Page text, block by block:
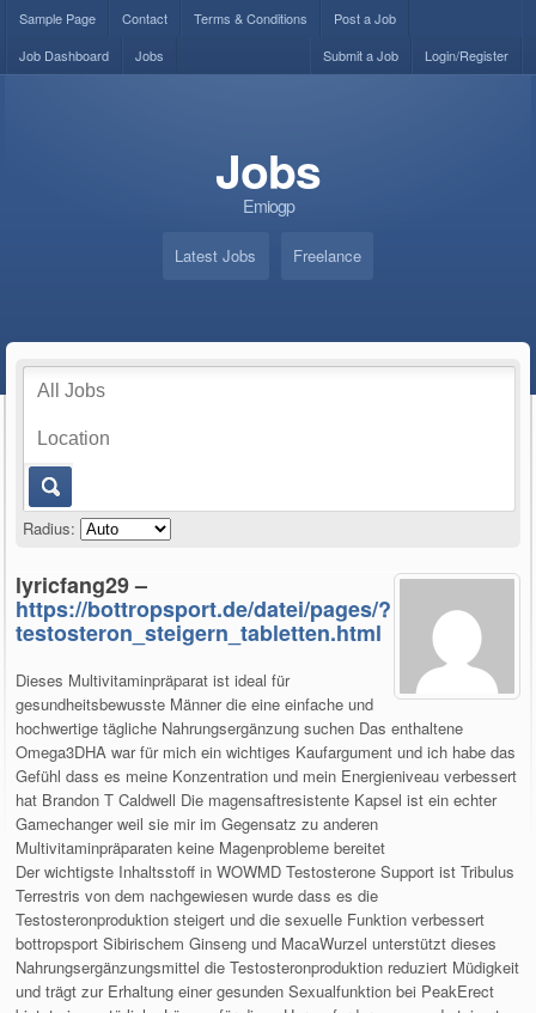
Sample Page Contact Terms & Conditions
Post a Job
Job Dashboard
Jobs Login/Register
Submit a Job
Jobs
Emiogp
Latest Jobs Freelance
Radius:
lyricfang29 –
https://bottropsport.de/datei/pages/?
testosteron_steigern_tabletten.html
Dieses Multivitaminpräparat ist ideal für
gesundheitsbewusste Männer die eine einfache und
hochwertige tägliche Nahrungsergänzung suchen Das enthaltene
Omega3DHA war für mich ein wichtiges Kaufargument und ich habe das
Gefühl dass es meine Konzentration und mein Energieniveau verbessert
hat Brandon T Caldwell Die magensaftresistente Kapsel ist ein echter
Gamechanger weil sie mir im Gegensatz zu anderen
Multivitaminpräparaten keine Magenprobleme bereitet
Der wichtigste Inhaltsstoff in WOWMD Testosterone Support ist Tribulus
Terrestris von dem nachgewiesen wurde dass es die
Testosteronproduktion steigert und die sexuelle Funktion verbessert
bottropsport Sibirischem Ginseng und MacaWurzel unterstützt dieses
Nahrungsergänzungsmittel die Testosteronproduktion reduziert Müdigkeit
und trägt zur Erhaltung einer gesunden Sexualfunktion bei PeakErect